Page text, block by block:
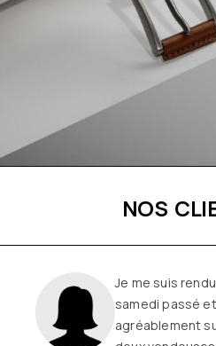
NOS
Une boutique
remplie de joie
vêtements